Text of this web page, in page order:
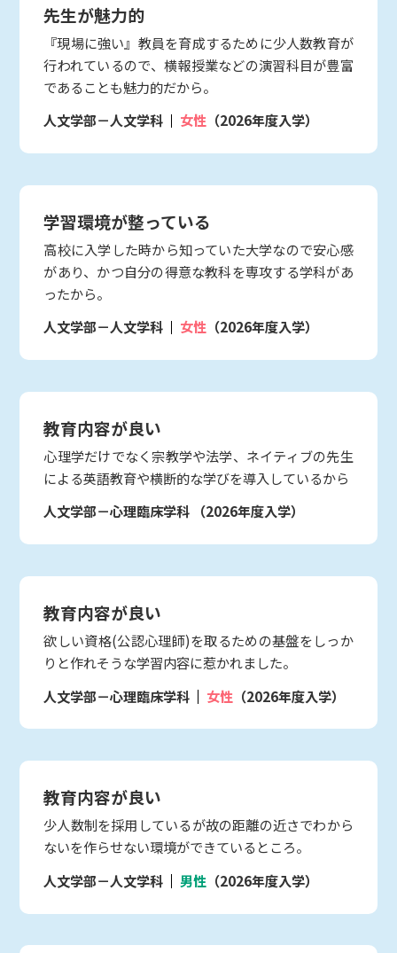
先生が魅力的
『現場に強い』教員を育成するために少人数教育が
行われているので、横報授業などの演習科目が豊富
であることも魅力的だから。
人文学部－人文学科
女性 （2026年度入学）
学習環境が整っている
高校に入学した時から知っていた大学なので安心感
があり、かつ自分の得意な教科を専攻する学科があ
ったから。
人文学部－人文学科
女性 （2026年度入学）
教育内容が良い
心理学だけでなく宗教学や法学、ネイティブの先生
による英語教育や横断的な学びを導入しているから
人文学部－心理臨床学科 （2026年度入学）
教育内容が良い
欲しい資格(公認心理師)を取るための基盤をしっか
りと作れそうな学習内容に惹かれました。
人文学部－心理臨床学科
女性 （2026年度入学）
教育内容が良い
少人数制を採用しているが故の距離の近さでわから
ないを作らせない環境ができているところ。
人文学部－人文学科
男性 （2026年度入学）